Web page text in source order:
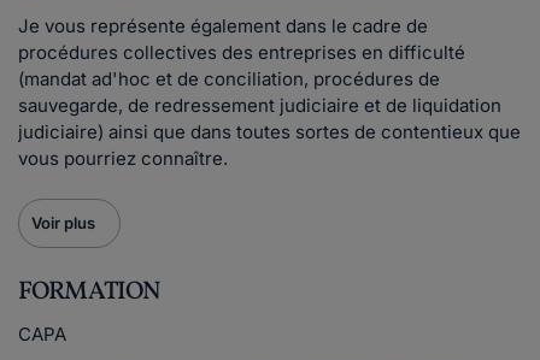
Je vous représente également dans le cadre de
procédures collectives des entreprises en difficulté
(mandat ad'hoc et de conciliation, procédures de
sauvegarde, de redressement judiciaire et de liquidation
judiciaire) ainsi que dans toutes sortes de contentieux que
vous pourriez connaître.
Voir plus
FORMATION
CAPA